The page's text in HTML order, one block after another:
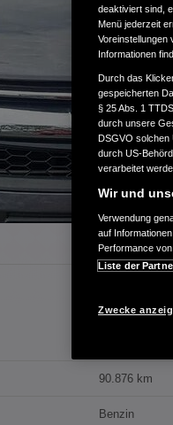
90.876 km
Benzin
deaktiviert sind,
Menü jederzeit
Voreinstellungen
Informationen
Durch das
gespeicherten
§ 25 Abs. 1
durch unsere
DSGVO solchen
durch US-
verarbeitet
Wir und
Verwendung
auf
Performance
Liste der
Zwecke